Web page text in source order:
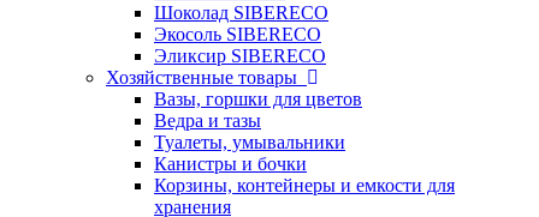
Шоколад SIBERECO
Экосоль SIBERECO
Эликсир SIBERECO
Хозяйственные товары
Вазы, горшки для цветов
Ведра и тазы
Туалеты, умывальники
Канистры и бочки
Корзины, контейнеры и емкости для
хранения